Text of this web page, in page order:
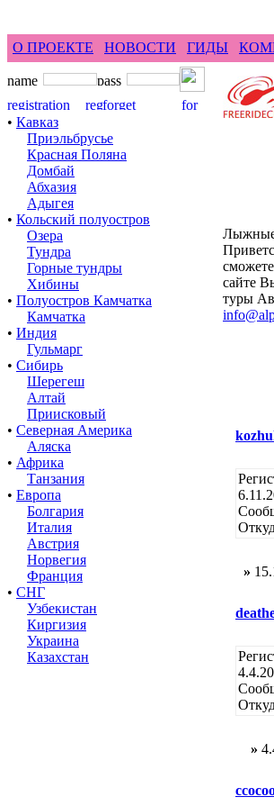
О ПРОЕКТЕ НОВОСТИ ГИДЫ
• Кавказ
Приэльбрусье
Красная Поляна
Домбай
Абхазия
Адыгея
• Кольский полуостров
Озера
Тундра
Горные тундры
Хибины
• Полуостров Камчатка
Камчатка
• Индия
Гульмарг
• Сибирь
Шерегеш
Алтай
Приисковый
• Северная Америка
Аляска
• Африка
Танзания
• Европа
Болгария
Италия
Австрия
Норвегия
Франция
• СНГ
Узбекистан
Киргизия
Украина
Казахстан
Лыжные
сайте
туры
»
»